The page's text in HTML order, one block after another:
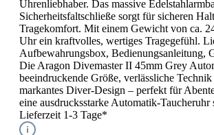
Uhrenliebhaber. Das massive
Sicherheitsfaltschließe sorgt für sicheren
Tragekomfort. Mit einem Gewicht von ca.
Uhr ein kraftvolles, wertiges Tragegefühl.
Aufbewahrungsbox, Bedienungsanleitung,
Die Aragon Divemaster II 45mm Grey
beeindruckende Größe, verlässliche
markantes Diver-Design – perfekt für
eine ausdrucksstarke Automatik-Taucheruhr
Lieferzeit 1-3 Tage*